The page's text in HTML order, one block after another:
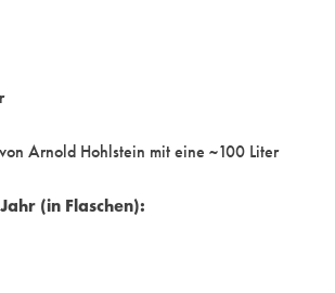
Arnold Hohlstein mit eine ~100 Liter
(in Flaschen):